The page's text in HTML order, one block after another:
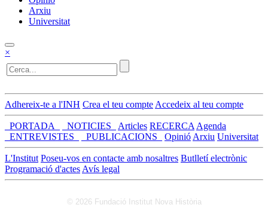
Arxiu
Universitat
×
Adhereix-te a l'INH Crea el teu compte Accedeix al teu compte
_PORTADA_ _NOTICIES_ Articles RECERCA Agenda
_ENTREVISTES_
_PUBLICACIONS_ Opinió Arxiu Universitat
L'Institut Poseu-vos en contacte amb nosaltres Butlletí electrònic
Programació d'actes Avís legal
© 2026 Fundació Institut Nova Història